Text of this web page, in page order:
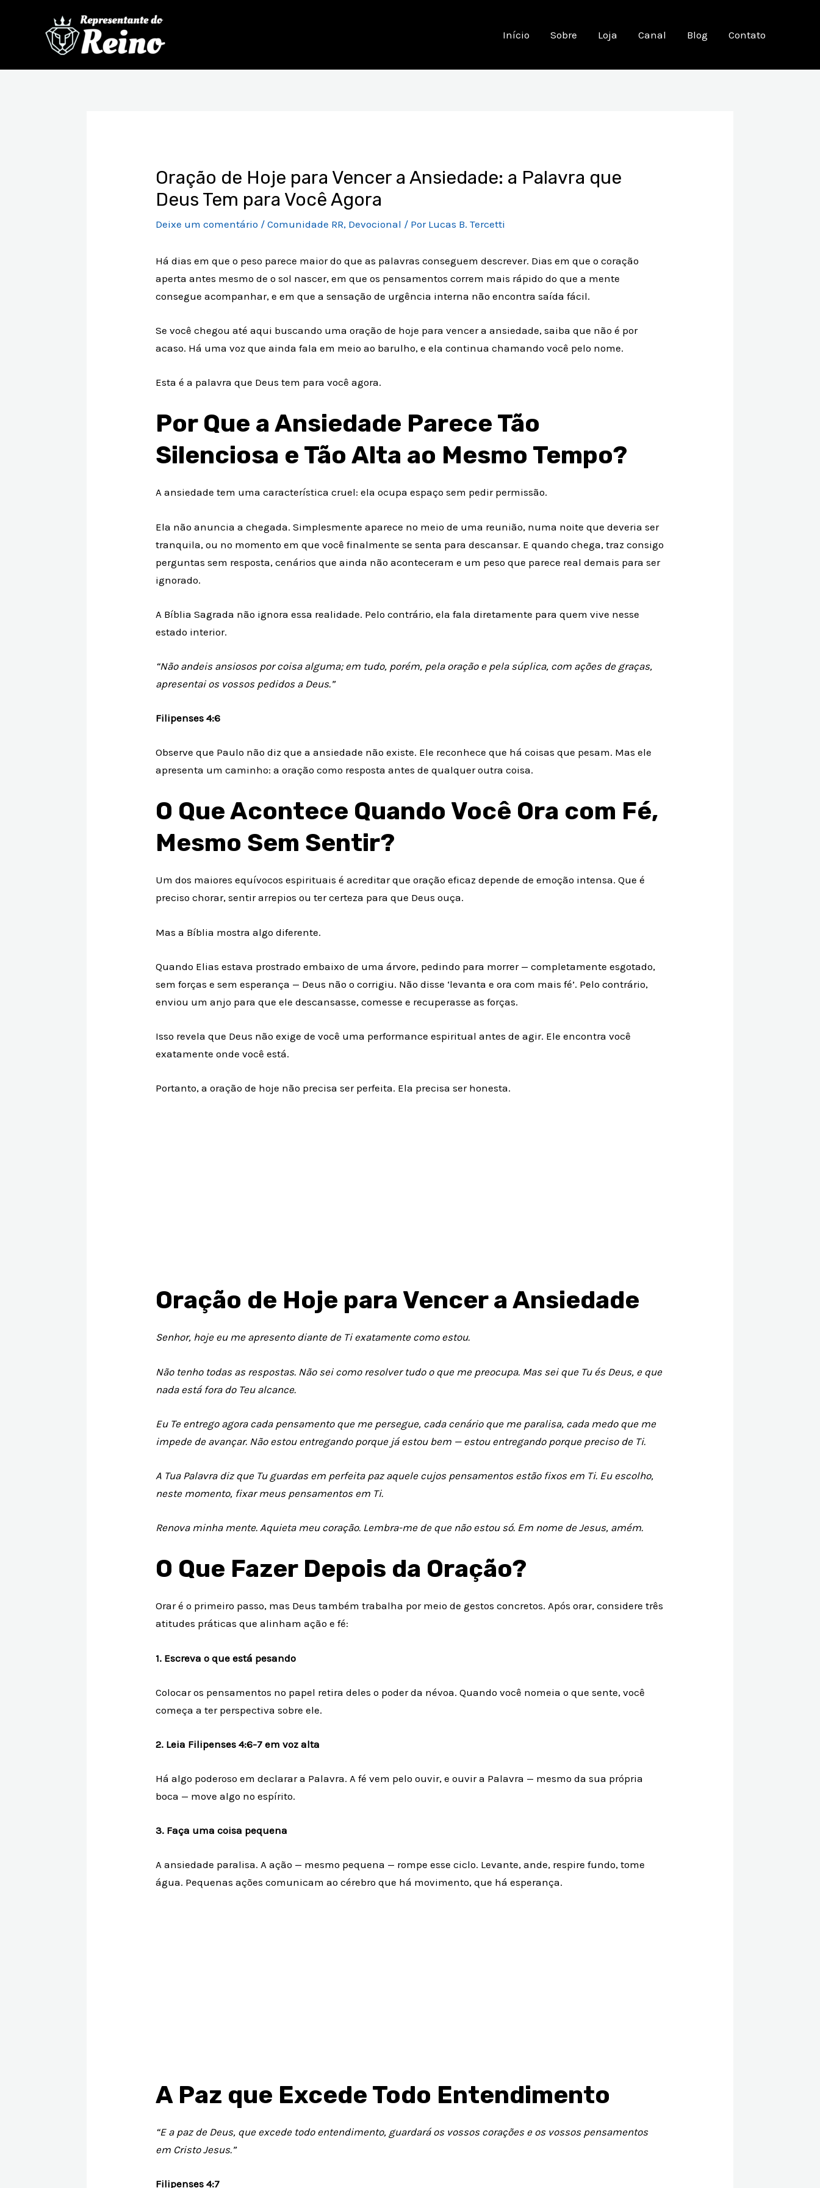
Início Sobre Loja Canal Blog Contato
Oração de Hoje para Vencer a Ansiedade: a Palavra que
Deus Tem para Você Agora
Deixe um comentário /Comunidade RR, Devocional / Por Lucas B. Tercetti
Há dias em que o peso parece maior do que as palavras conseguem descrever. Dias em que o coração
aperta antes mesmo de o sol nascer, em que os pensamentos correm mais rápido do que a mente
consegue acompanhar, e em que a sensação de urgência interna não encontra saída fácil.
Se você chegou até aqui buscando uma oração de hoje para vencer a ansiedade, saiba que não é por
acaso. Há uma voz que ainda fala em meio ao barulho, e ela continua chamando você pelo nome.
Esta é a palavra que Deus tem para você agora.
Por Que a Ansiedade Parece Tão
Silenciosa e Tão Alta ao Mesmo Tempo?
A ansiedade tem uma característica cruel: ela ocupa espaço sem pedir permissão.
Ela não anuncia a chegada. Simplesmente aparece no meio de uma reunião, numa noite que deveria ser
tranquila, ou no momento em que você finalmente se senta para descansar. E quando chega, traz consigo
perguntas sem resposta, cenários que ainda não aconteceram e um peso que parece real demais para ser
ignorado.
A Bíblia Sagrada não ignora essa realidade. Pelo contrário, ela fala diretamente para quem vive nesse
estado interior.
“Não andeis ansiosos por coisa alguma; em tudo, porém, pela oração e pela súplica, com ações de graças,
apresentai os vossos pedidos a Deus.”
Filipenses 4:6
Observe que Paulo não diz que a ansiedade não existe. Ele reconhece que há coisas que pesam. Mas ele
apresenta um caminho: a oração como resposta antes de qualquer outra coisa.
O Que Acontece Quando Você Ora com Fé,
Mesmo Sem Sentir?
Um dos maiores equívocos espirituais é acreditar que oração eficaz depende de emoção intensa. Que é
preciso chorar, sentir arrepios ou ter certeza para que Deus ouça.
Mas a Bíblia mostra algo diferente.
Quando Elias estava prostrado embaixo de uma árvore, pedindo para morrer — completamente esgotado,
sem forças e sem esperança — Deus não o corrigiu. Não disse ‘levanta e ora com mais fé’. Pelo contrário,
enviou um anjo para que ele descansasse, comesse e recuperasse as forças.
Isso revela que Deus não exige de você uma performance espiritual antes de agir. Ele encontra você
exatamente onde você está.
Portanto, a oração de hoje não precisa ser perfeita. Ela precisa ser honesta.
Oração de Hoje para Vencer a Ansiedade
Senhor, hoje eu me apresento diante de Ti exatamente como estou.
Não tenho todas as respostas. Não sei como resolver tudo o que me preocupa. Mas sei que Tu és Deus, e que
nada está fora do Teu alcance.
Eu Te entrego agora cada pensamento que me persegue, cada cenário que me paralisa, cada medo que me
impede de avançar. Não estou entregando porque já estou bem — estou entregando porque preciso de Ti.
A Tua Palavra diz que Tu guardas em perfeita paz aquele cujos pensamentos estão fixos em Ti. Eu escolho,
neste momento, fixar meus pensamentos em Ti.
Renova minha mente. Aquieta meu coração. Lembra-me de que não estou só. Em nome de Jesus, amém.
O Que Fazer Depois da Oração?
Orar é o primeiro passo, mas Deus também trabalha por meio de gestos concretos. Após orar, considere três
atitudes práticas que alinham ação e fé:
1. Escreva o que está pesando
Colocar os pensamentos no papel retira deles o poder da névoa. Quando você nomeia o que sente, você
começa a ter perspectiva sobre ele.
2. Leia Filipenses 4:6-7 em voz alta
Há algo poderoso em declarar a Palavra. A fé vem pelo ouvir, e ouvir a Palavra — mesmo da sua própria
boca — move algo no espírito.
3. Faça uma coisa pequena
A ansiedade paralisa. A ação — mesmo pequena — rompe esse ciclo. Levante, ande, respire fundo, tome
água. Pequenas ações comunicam ao cérebro que há movimento, que há esperança.
A Paz que Excede Todo Entendimento
“E a paz de Deus, que excede todo entendimento, guardará os vossos corações e os vossos pensamentos
em Cristo Jesus.”
Filipenses 4:7